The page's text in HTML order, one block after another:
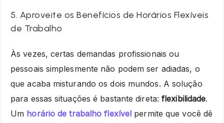
5. Aproveite os Benefícios de Horários Flexíveis
de Trabalho
Às vezes, certas demandas profissionais ou
pessoais simplesmente não podem ser adiadas, o
que acaba misturando os dois mundos. A solução
para essas situações é bastante direta:flexibilidade.
Um horário de trabalho flexível permite que você dê